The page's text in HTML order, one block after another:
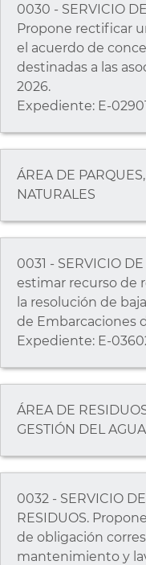
0030 - SERVICIO
Propone rectificar
el acuerdo de
destinadas a las
2026.
Expediente: E-
ÁREA DE
NATURALES
0031 - SERVICIO
estimar recurso de
la resolución de
de Embarcaciones
Expediente: E-
ÁREA DE
GESTIÓN DEL AGUA
0032 - SERVICIO
RESIDUOS.
de obligación
mantenimiento y